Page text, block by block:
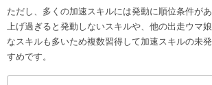
ただし、多くの加速スキルには発動に順位条件が
上げ過ぎると発動しないスキルや、他の出走ウマ
なスキルも多いため複数習得して加速スキルの未
すめです。